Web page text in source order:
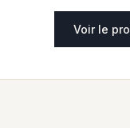
Voir le